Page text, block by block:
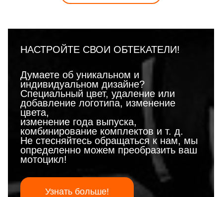
НАСТРОЙТЕ СВОИ ОБТЕКАТЕЛИ!
Думаете об уникальном и
индивидуальном дизайне?
Специальный цвет, удаление или
добавление логотипа, изменение
цвета,
изменение года выпуска,
комбинирование комплектов и т. д.
Не стесняйтесь обращаться к нам, мы
определенно можем преобразить ваш
мотоцикл!
Узнать больше!